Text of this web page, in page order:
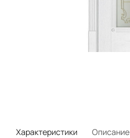
Характеристики Описание